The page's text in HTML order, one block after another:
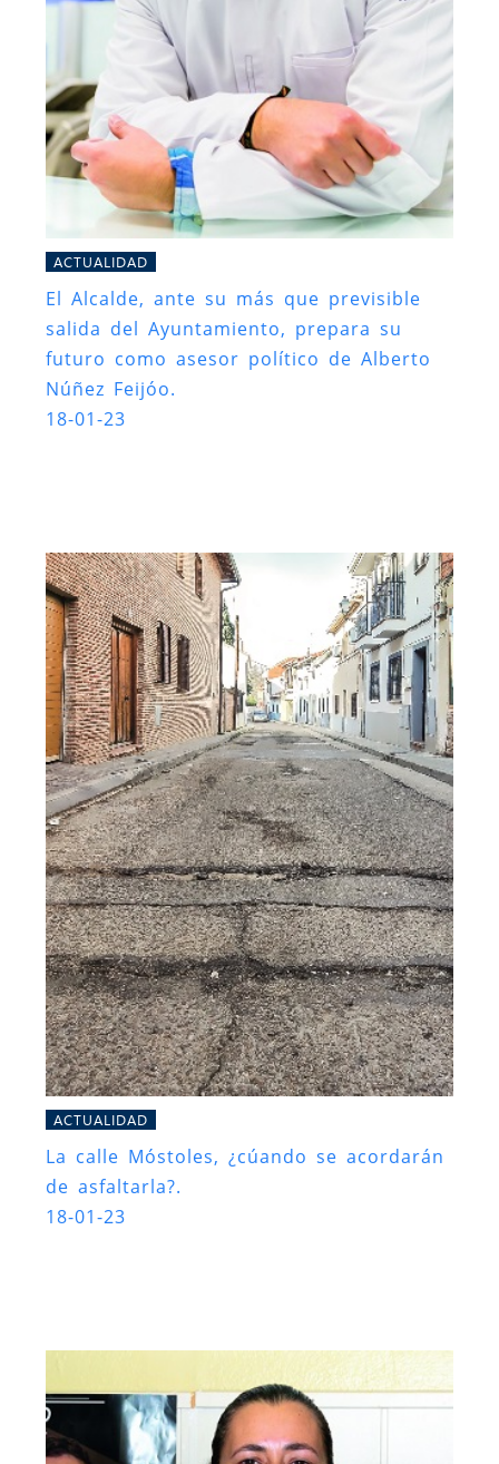
ACTUALIDAD
El Alcalde, ante su más que previsible
salida del Ayuntamiento, prepara su
futuro como asesor político de Alberto
Núñez Feijóo.
18-01-23
ACTUALIDAD
La calle Móstoles, ¿cúando se acordarán
de asfaltarla?.
18-01-23